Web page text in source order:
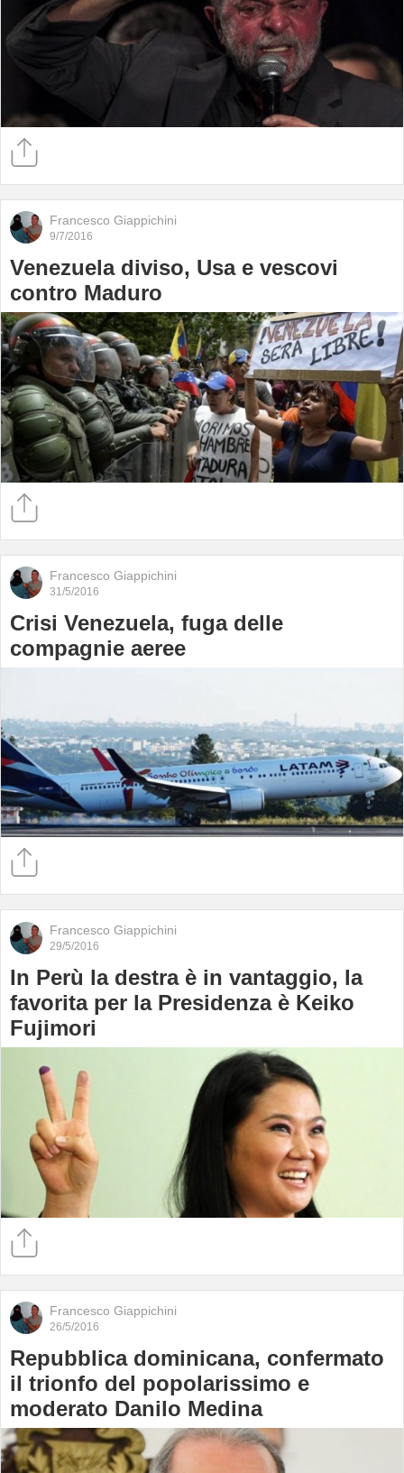
Francesco Giappichini
9/7/2016
Venezuela diviso, Usa e vescovi
contro Maduro
Francesco Giappichini
31/5/2016
Crisi Venezuela, fuga delle
compagnie aeree
Francesco Giappichini
29/5/2016
In Perù la destra è in vantaggio, la
favorita per la Presidenza è Keiko
Fujimori
Francesco Giappichini
26/5/2016
Repubblica dominicana, confermato
il trionfo del popolarissimo e
moderato Danilo Medina